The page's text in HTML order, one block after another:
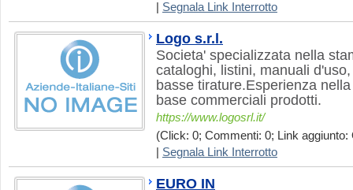
Segnala Link Interrotto
Logo s.r.l.
Societa' specializzata nella
cataloghi, listini, manuali
basse tirature.Esperienza
base commerciali prodotti.
https://www.logosrl.it/
(Click: 0; Commenti: 0; Link aggiunto:
Segnala Link Interrotto
EURO IN